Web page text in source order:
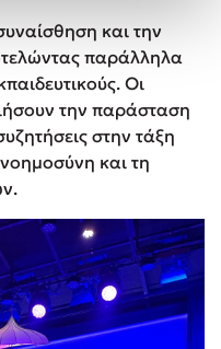
και την
παράλληλα
Οι
την παράσταση
στην τάξη
και τη